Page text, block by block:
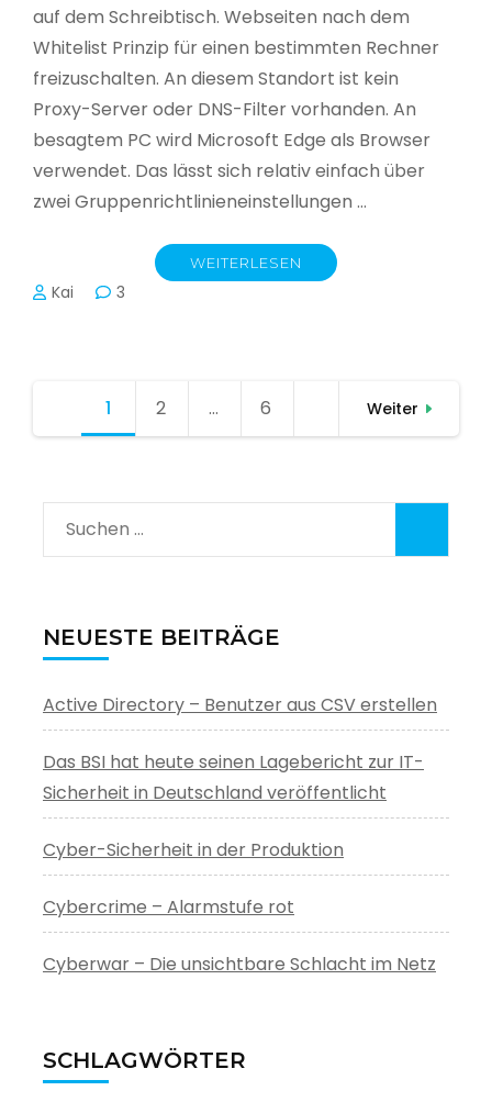
auf dem Schreibtisch. Webseiten nach dem
Whitelist Prinzip für einen bestimmten Rechner
freizuschalten. An diesem Standort ist kein
Proxy-Server oder DNS-Filter vorhanden. An
besagtem PC wird Microsoft Edge als Browser
verwendet. Das lässt sich relativ einfach über
zwei Gruppenrichtlinieneinstellungen …
WEITERLESEN
Kai 3
Seitennummerierung
1 Seite
2 … Seite
6 Weiter
Suchen
nach:
NEUESTE BEITRÄGE
Active Directory – Benutzer aus CSV erstellen
Das BSI hat heute seinen Lagebericht zur IT-
Sicherheit in Deutschland veröffentlicht
Cyber-Sicherheit in der Produktion
Cybercrime – Alarmstufe rot
Cyberwar – Die unsichtbare Schlacht im Netz
SCHLAGWÖRTER